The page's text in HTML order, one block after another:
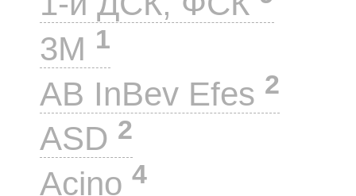
3M 1
AB InBev Efes 2
ASD 2
Acino 4